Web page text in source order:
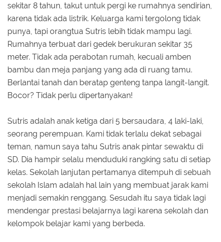
sekitar 8 tahun, takut untuk pergi ke rumahnya sendirian,
karena tidak ada listrik. Keluarga kami tergolong tidak
punya, tapi orangtua Sutris lebih tidak mampu lagi.
Rumahnya terbuat dari gedek berukuran sekitar 35
meter. Tidak ada perabotan rumah, kecuali amben
bambu dan meja panjang yang ada di ruang tamu.
Berlantai tanah dan beratap genteng tanpa langit-langit.
Bocor? Tidak perlu dipertanyakan!
Sutris adalah anak ketiga dari 5 bersaudara, 4 laki-laki,
seorang perempuan. Kami tidak terlalu dekat sebagai
teman, namun saya tahu Sutris anak pintar sewaktu di
SD. Dia hampir selalu menduduki rangking satu di setiap
kelas. Sekolah lanjutan pertamanya ditempuh di sebuah
sekolah Islam adalah hal lain yang membuat jarak kami
menjadi semakin renggang. Sesudah itu saya tidak lagi
mendengar prestasi belajarnya lagi karena sekolah dan
kelompok belajar kami yang berbeda.